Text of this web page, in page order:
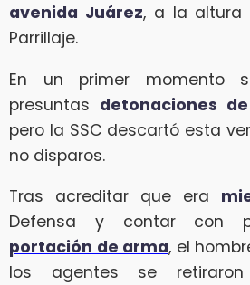
avenida Juárez, a la altura
Parrillaje.
En un primer momento
presuntas detonaciones
pero la SSC descartó esta
no disparos.
Tras acreditar que era
Defensa y contar con
portación de arma, el
los agentes se